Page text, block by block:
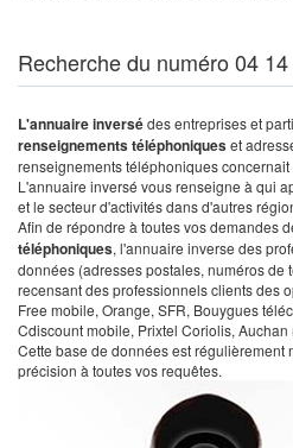
Recherche du numéro 04
L'annuaire inversédes entreprises et
renseignements téléphoniqueset
renseignements téléphoniques
L'annuaire inversé vous renseigne à qui
et le secteur d'activités dans d'autres
Afin de répondre à toutes vos demandes
téléphoniques, l'annuaire inverse des
données (adresses postales, numéros de
recensant des professionnels clients des
Free mobile, Orange, SFR, Bouygues
Cdiscount mobile, Prixtel Coriolis, Auchan
Cette base de données est
précision à toutes vos requêtes.